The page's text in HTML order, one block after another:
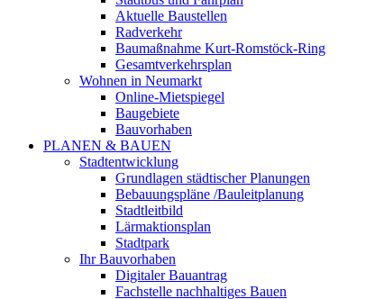
Aktuelle Baustellen
Radverkehr
Baumaßnahme Kurt-Romstöck-Ring
Gesamtverkehrsplan
Wohnen in Neumarkt
Online-Mietspiegel
Baugebiete
Bauvorhaben
PLANEN & BAUEN
Stadtentwicklung
Grundlagen städtischer Planungen
Bebauungspläne /Bauleitplanung
Stadtleitbild
Lärmaktionsplan
Stadtpark
Ihr Bauvorhaben
Digitaler Bauantrag
Fachstelle nachhaltiges Bauen